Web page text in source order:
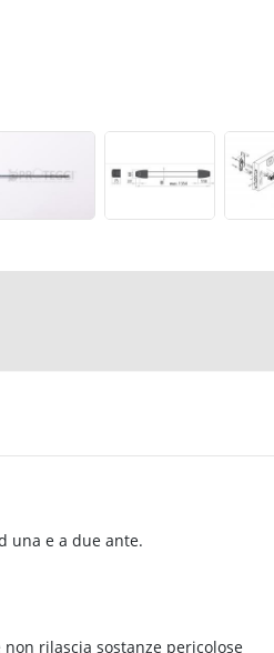
una e a due ante.
rilascia sostanze pericolose